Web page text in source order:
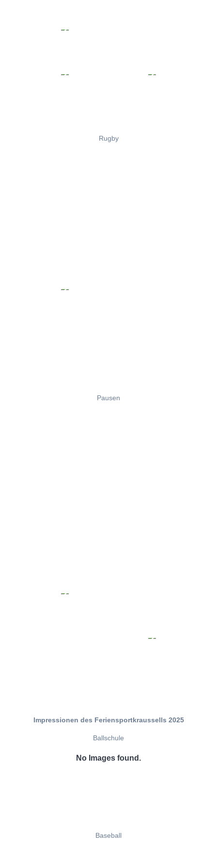
Rugby
Pausen
Impressionen des Feriensportkraussells 2025
Ballschule
No Images found.
Baseball